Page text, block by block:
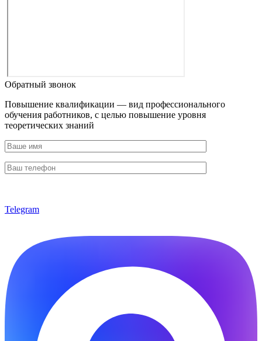
Обратный звонок
Повышение квалификации — вид профессионального
обучения работников, с целью повышение уровня
теоретических знаний
Telegram